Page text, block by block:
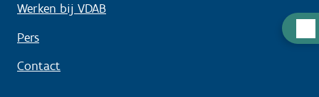
Werken bij VDAB
Pers
Contact